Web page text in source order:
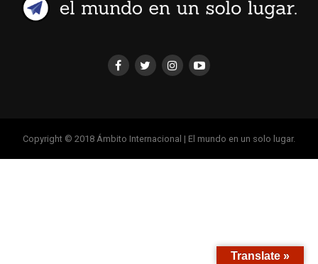
Copyright © 2018 Ámbito Internacional | El mundo en un solo lugar.
Translate »